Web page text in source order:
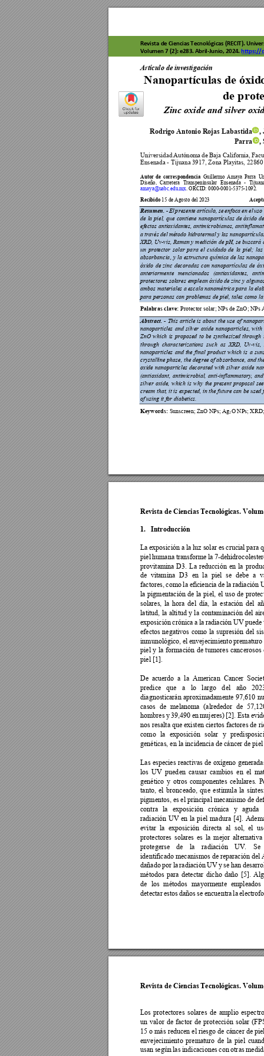
ta de Cie nc ia s nológic
Revista de Ciencias Tecnológicas (RECIT). Uni
Volumen 7 (2): e283. Abril-Junio, 2024. https://
Artículo de investigación
Nanopartículas de óxid
de
Zinc oxide and silver
Rodrigo Antonio Rojas Labastida
,
Parra
,
Universidad Autónoma de Baja California,
Ensenada - Tijuana 3917, Zona Playitas,
Autor de correspondencia Guillermo Amaya Parra
Diseño, Carretera Transpeninsular Ensenada -
amaya@uabc.edu.mx. ORCID: 0000-0001-5375-1092.
Recibido 15 de Agosto del 2023
Resumen. - El presente artículo, se enfoca en el uso
de la piel, que contiene nanopartículas de óxido
efectos antioxidantes, antimicrobianos, antiinfla
a través del método hidrotermal y las nanopa
XRD, Uv-vis, Raman y medición de pH, se buscará
un protector solar para el cuidado de la piel; las
absorbancia, y la estructura química de las na
óxido de zinc decoradas con nanopartículas de
anteriormente mencionados (antioxidantes,
protectores solares emplean óxido de zinc y
ambos materiales a escala nanométrica para la
para personas con problemas de piel, tales como
Palabras clave: Protector solar; NPs de ZnO; NPs
Abstract. - This article is about the use of
nanoparticles and silver oxide nanoparticles, with
ZnO which is proposed to be synthesized through
through characterizations such as XRD, Uv-vis,
nanoparticles and the final product which is a
crystalline phase, the degree of absorbance, and
oxide nanoparticles decorated with silver oxide
(antioxidant, antimicrobial, anti-inflammatory, a
silver oxide, which is why the present proposal
cream that, it is expected, in the future can be
of using it for diabetics.
Keywords: Sunscreen; ZnO NPs; Ag2O NPs; X
Revista de Ciencias Tecnológicas.
1. Introducción
La exposición a la luz solar es crucial para
piel humana transforme la 7-
provitamina D3. La reducción en la
de vitamina D3 en la piel se debe a
factores, como la eficiencia de la radiación
la pigmentación de la piel, el uso de
solares, la hora del día, la estación del
latitud, la altitud y la contaminación del
exposición crónica a la radiación UV puede
efectos negativos como la supresión del
inmunológico, el envejecimiento prematuro
piel y la formación de tumores cancerosos
piel [1].
De acuerdo a la American Cancer
predice que a lo largo del año
diagnosticarán aproximadamente 97,610
casos de melanoma (alrededor de
hombres y 39,490 en mujeres) [2]. Esta
nos resalta que existen ciertos factores de
como la exposición solar y
genéticas, en la incidencia de cáncer de
Las especies reactivas de oxígeno
los UV pueden causar cambios en el
genético y otros componentes celulares.
tanto, el bronceado, que estimula la sínt
pigmentos, es el principal mecanismo de
contra la exposición crónica y aguda
radiación UV en la piel madura [4].
evitar la exposición directa al sol, el
protectores solares es la mejor alternativa
protegerse
de la radiación UV. Se
identificado mecanismos de reparación
dañado por la radiación UV yse han desa
métodos para detectar dicho daño [5].
de los métodos mayormente empleados
detectar estos daños se encuentra la
Revista de Ciencias Tecnológicas.
Los protectores solares de amplio
un valor de factor de protección solar
15 o más reducen el riesgo de cáncer de
envejecimiento prematuro de la piel
usan según lasindicaciones con otras